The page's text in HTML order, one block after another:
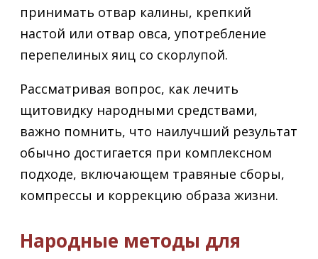
принимать отвар калины, крепкий
настой или отвар овса, употребление
перепелиных яиц со скорлупой.
Рассматривая вопрос, как лечить
щитовидку народными средствами,
важно помнить, что наилучший результат
обычно достигается при комплексном
подходе, включающем травяные сборы,
компрессы и коррекцию образа жизни.
Народные методы для